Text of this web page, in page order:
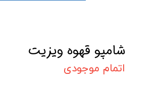
شامپو قهوه ویزیت
اتمام موجودی